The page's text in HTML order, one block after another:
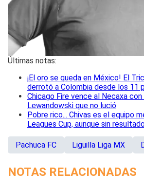
Últimas notas:
¡El oro se queda en México! El
derrotó a Colombia desde los 11
Chicago Fire vence al Necaxa
Lewandowski que no lució
Pobre rico... Chivas es el equipo
Leagues Cup, aunque sin
Pachuca FC Liguilla Liga MX
NOTAS RELACIONADAS